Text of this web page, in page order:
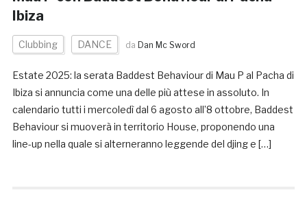
Ibiza
Clubbing DANCE da Dan Mc Sword
Estate 2025: la serata Baddest Behaviour di Mau P al Pacha di
Ibiza si annuncia come una delle più attese in assoluto. In
calendario tutti i mercoledì dal 6 agosto all’8 ottobre, Baddest
Behaviour si muoverà in territorio House, proponendo una
line-up nella quale si alterneranno leggende del djing e […]